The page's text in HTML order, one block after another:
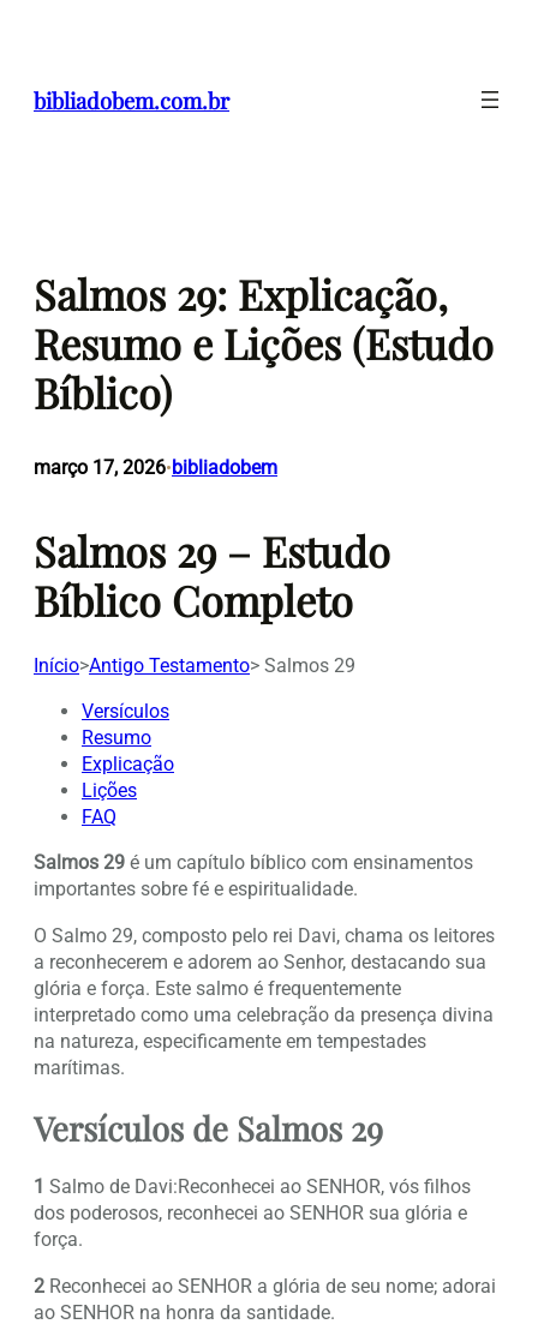
conteúdo
bibliadobem.com.br
Salmos 29: Explicação,
Resumo e Lições (Estudo
Bíblico)
março 17, 2026•bibliadobem
Salmos 29 – Estudo
Bíblico Completo
Início>Antigo Testamento> Salmos 29
Versículos
Resumo
Explicação
Lições
FAQ
Salmos 29 é um capítulo bíblico com ensinamentos
importantes sobre fé e espiritualidade.
O Salmo 29, composto pelo rei Davi, chama os leitores
a reconhecerem e adorem ao Senhor, destacando sua
glória e força. Este salmo é frequentemente
interpretado como uma celebração da presença divina
na natureza, especificamente em tempestades
marítimas.
Versículos de Salmos 29
1 Salmo de Davi:Reconhecei ao SENHOR, vós filhos
dos poderosos, reconhecei ao SENHOR sua glória e
força.
2 Reconhecei ao SENHOR a glória de seu nome; adorai
ao SENHOR na honra da santidade.